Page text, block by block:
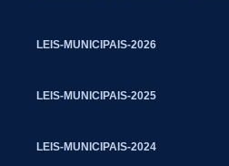
LEIS-MUNICIPAIS-2026
LEIS-MUNICIPAIS-2025
LEIS-MUNICIPAIS-2024